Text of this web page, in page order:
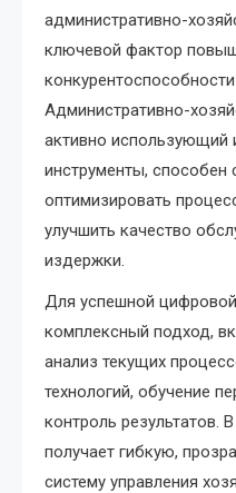
административно-
ключевой фактор
Административно-
активно использующий
инструменты, способен
оптимизировать
улучшить качество
издержки.
Для успешной
комплексный подход,
анализ текущих
технологий, обучение
контроль результатов.
получает гибкую,
систему управления